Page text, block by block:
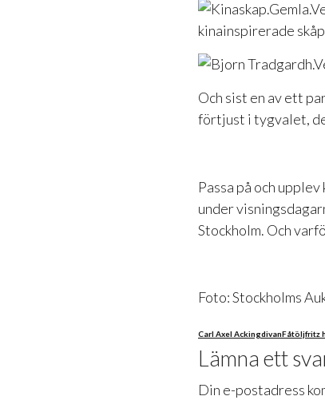
kinainspirerade
Och sist en av ett
förtjust i tygvalet,
Passa på och
under
Stockholm. Och
Foto: Stockholms
Carl Axel AckingdivanFåtöljfritz
Lämna ett
Din e-postadress